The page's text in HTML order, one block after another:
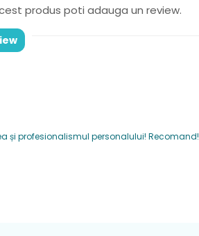
copilului să exploreze și să
riscul ca cei mici sa se
sau lat
produs poti adauga un review.
și profesionalismul personalului! Recomand!